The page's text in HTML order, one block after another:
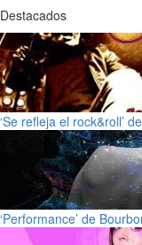
Destacados
‘Se refleja el rock&roll’
‘Performance’ de